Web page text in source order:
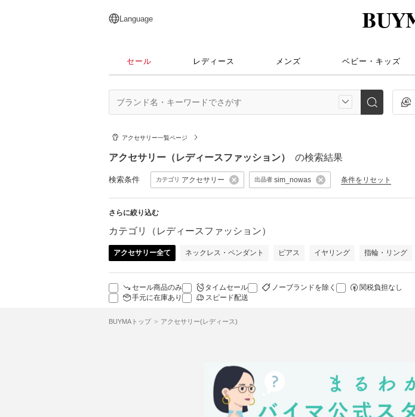
日本語
English
简体中文
繁體中文
Language
セール レディース メンズ ベビー・キッズ
アクセサリー一覧ページ
アクセサリー（レディースファッション） の検索結果
検索条件 カテゴリ アクセサリー 出品者 sim_nowas 条件をリセット
さらに絞り込む
カテゴリ（レディースファッション）
アクセサリー全て ネックレス・ペンダント ピアス イヤリング 指輪・リング
セール商品のみ タイムセール ノーブランドを除く
関税負担なし
手元に在庫あり
スピード配送
BUYMAトップ アクセサリー(レディース)